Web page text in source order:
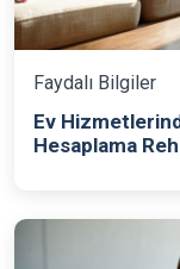
Faydalı Bilgiler
Ev
Hesaplama